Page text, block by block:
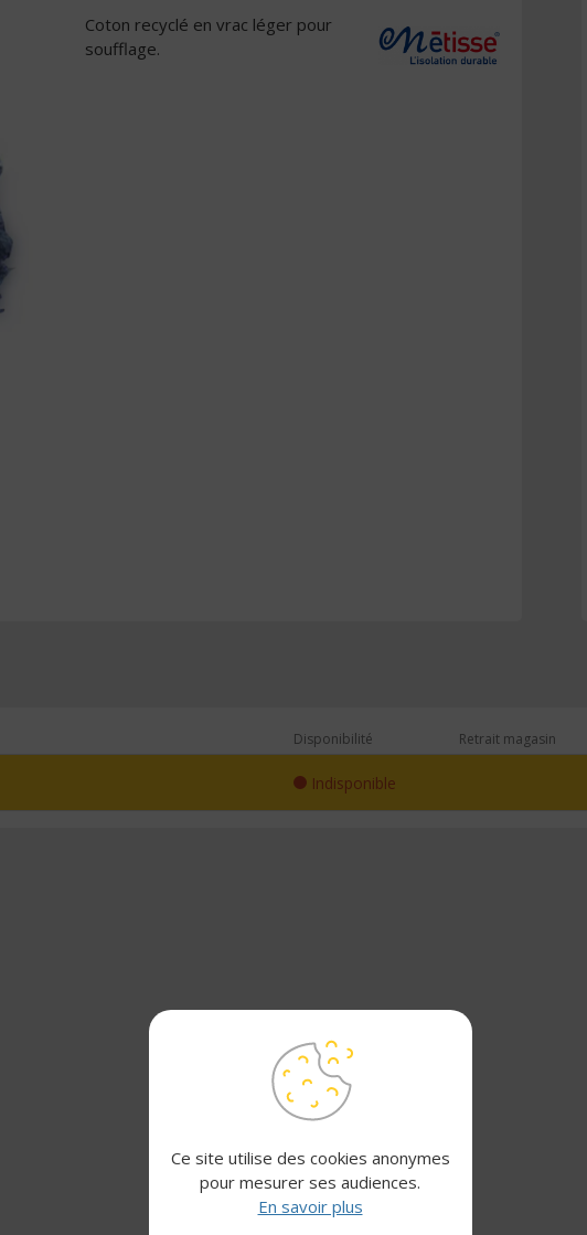
Coton recyclé en vrac léger pour
soufflage.
Disponibilité Retrait magasin
Indisponible
Ce site utilise des cookies anonymes
pour mesurer ses audiences.
En savoir plus